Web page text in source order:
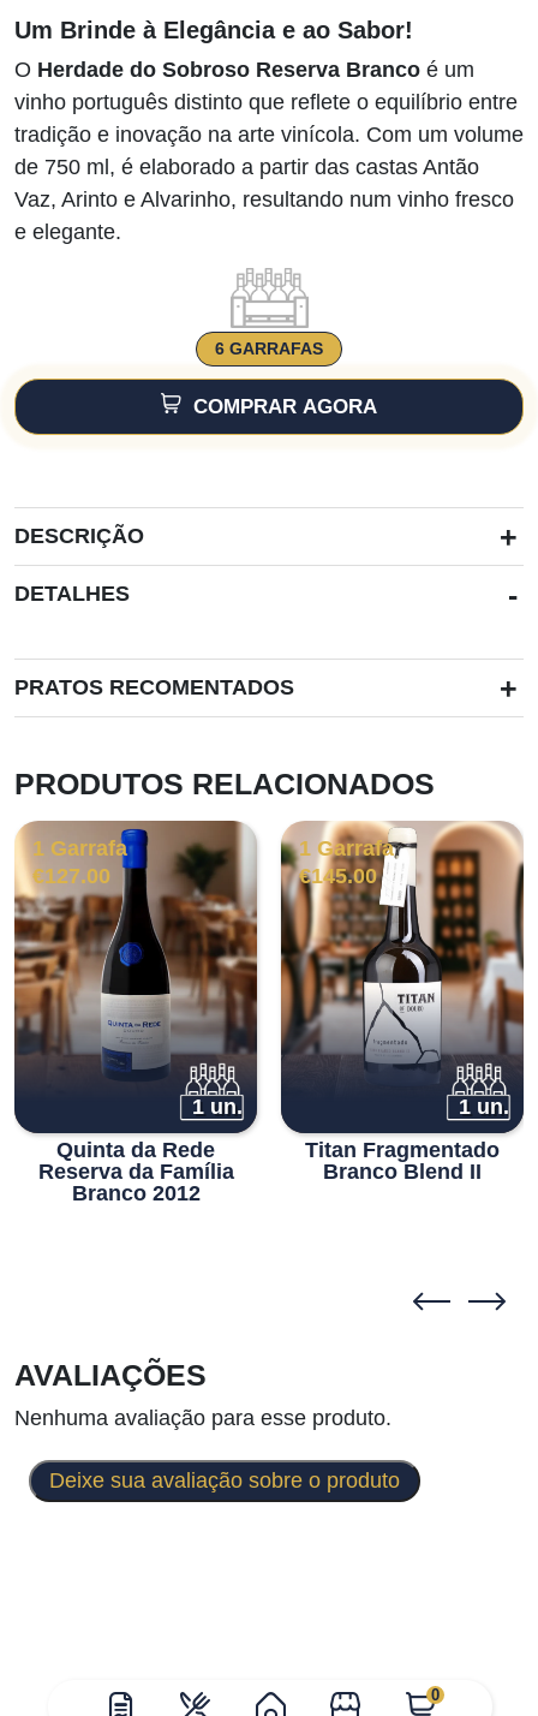
0
Um Brinde à Elegância e ao Sabor!
O Herdade do Sobroso Reserva Branco é um
vinho português distinto que reflete o equilíbrio entre
tradição e inovação na arte vinícola. Com um volume
de 750 ml, é elaborado a partir das castas Antão
Vaz, Arinto e Alvarinho, resultando num vinho fresco
e elegante.
6 GARRAFAS
COMPRAR AGORA
DESCRIÇÃO +
DETALHES -
PRATOS RECOMENTADOS +
PRODUTOS RELACIONADOS
1 Garrafa
€127.00
1 un.
Quinta da Rede
Reserva da Família
Branco 2012
1 Garrafa
€145.00
1 un.
Titan Fragmentado
Branco Blend II
AVALIAÇÕES
Nenhuma avaliação para esse produto.
Deixe sua avaliação sobre o produto